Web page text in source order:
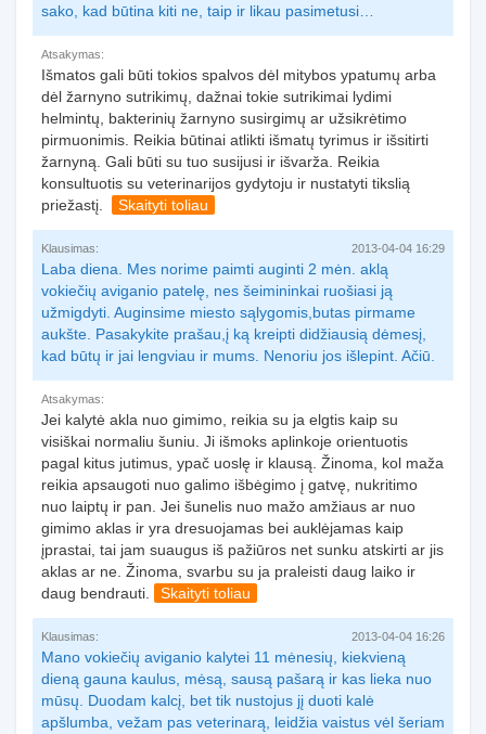
sako, kad būtina kiti ne, taip ir likau pasimetusi…
Atsakymas:
Išmatos gali būti tokios spalvos dėl mitybos ypatumų arba
dėl žarnyno sutrikimų, dažnai tokie sutrikimai lydimi
helmintų, bakterinių žarnyno susirgimų ar užsikrėtimo
pirmuonimis. Reikia būtinai atlikti išmatų tyrimus ir išsitirti
žarnyną. Gali būti su tuo susijusi ir išvarža. Reikia
konsultuotis su veterinarijos gydytoju ir nustatyti tikslią
priežastį.
Skaityti toliau
Klausimas: 2013-04-04 16:29
Laba diena. Mes norime paimti auginti 2 mėn. aklą
vokiečių aviganio patelę, nes šeimininkai ruošiasi ją
užmigdyti. Auginsime miesto sąlygomis,butas pirmame
aukšte. Pasakykite prašau,į ką kreipti didžiausią dėmesį,
kad būtų ir jai lengviau ir mums. Nenoriu jos išlepint. Ačiū.
Atsakymas:
Jei kalytė akla nuo gimimo, reikia su ja elgtis kaip su
visiškai normaliu šuniu. Ji išmoks aplinkoje orientuotis
pagal kitus jutimus, ypač uoslę ir klausą. Žinoma, kol maža
reikia apsaugoti nuo galimo išbėgimo į gatvę, nukritimo
nuo laiptų ir pan. Jei šunelis nuo mažo amžiaus ar nuo
gimimo aklas ir yra dresuojamas bei auklėjamas kaip
įprastai, tai jam suaugus iš pažiūros net sunku atskirti ar jis
aklas ar ne. Žinoma, svarbu su ja praleisti daug laiko ir
daug bendrauti.
Skaityti toliau
Klausimas: 2013-04-04 16:26
Mano vokiečių aviganio kalytei 11 mėnesių, kiekvieną
dieną gauna kaulus, mėsą, sausą pašarą ir kas lieka nuo
mūsų. Duodam kalcį, bet tik nustojus jį duoti kalė
apšlumba, vežam pas veterinarą, leidžia vaistus vėl šeriam